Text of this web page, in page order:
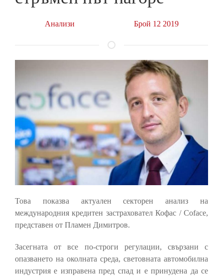
Анализи Брой 12 2019
Това показва актуален секторен анализ на
международния кредитен застраховател Кофас / Coface,
представен от Пламен Димитров.
Засегната от все по-строги регулации, свързани с
опазването на околната среда, световната автомобилна
индустрия е изправена пред спад и е принудена да се